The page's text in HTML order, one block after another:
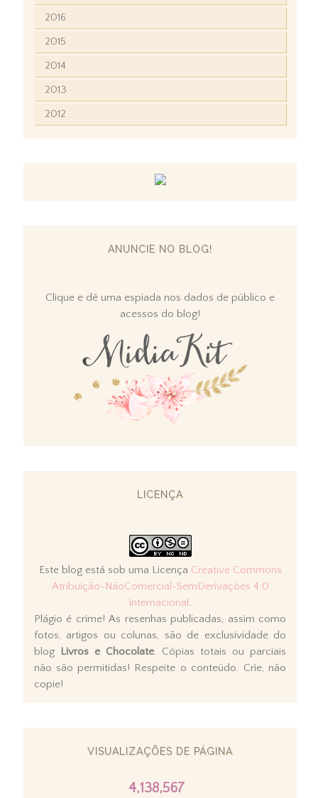
2016
2015
2014
2013
2012
ANUNCIE NO BLOG!
Clique e dê uma espiada nos dados de público e
acessos do blog!
LICENÇA
Este blog está sob uma Licença Creative Commons
Atribuição-NãoComercial-SemDerivações 4.0
Internacional .
Plágio é crime! As resenhas publicadas, assim como
fotos, artigos ou colunas, são de exclusividade do
blog Livros e Chocolate. Cópias totais ou parciais
não são permitidas! Respeite o conteúdo. Crie, não
copie!
VISUALIZAÇÕES DE PÁGINA
4,138,567